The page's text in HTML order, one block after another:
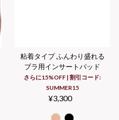
粘着タイプ ふんわり盛れる
ブラ用インサートパッド
さらに15%OFF | 割引コード:
SUMMER15
Regular
¥3,300